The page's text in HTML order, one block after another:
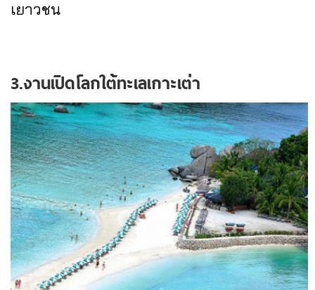
เยาวชน
3.งานเปิดโลกใต้ทะเลเกาะเต่า